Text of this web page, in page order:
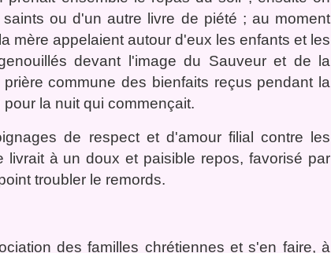
ou d'un autre livre de piété ; au moment
mère appelaient autour d'eux les enfants et les
devant l'image du Sauveur et de la
commune des bienfaits reçus pendant la
la nuit qui commençait.
de respect et d'amour filial contre les
livrait à un doux et paisible repos, favorisé par
troubler le remords.
des familles chrétiennes et s'en faire, à